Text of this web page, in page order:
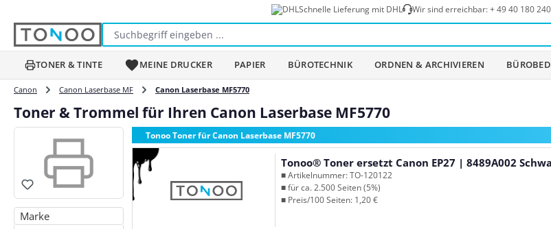
Schnelle Lieferung mit DHL Wir sind erreichbar:+ 49 40 180
TONER & TINTE MEINE DRUCKER PAPIER BÜROTECHNIK ORDNEN & ARCHIVIEREN
Canon Canon Laserbase MF Canon Laserbase MF5770
Toner & Trommel für Ihren Canon Laserbase MF5770
Marke
Tonoo Toner für Canon Laserbase MF5770
Tonoo® Toner ersetzt Canon EP27 | 8489A002
■ Artikelnummer: TO-120122
■ für ca. 2.500 Seiten (5%)
■ Preis/100 Seiten: 1,20 €